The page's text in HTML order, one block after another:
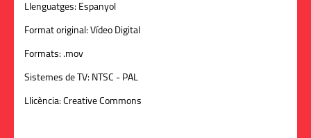
Llenguatges: Espanyol
Format original: Vídeo Digital
Formats: .mov
Sistemes de TV: NTSC - PAL
Llicència: Creative Commons